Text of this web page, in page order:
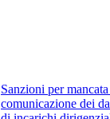
Sanzioni per
comunicazione dei